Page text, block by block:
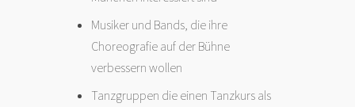
Musiker und Bands, die ihre
Choreografie auf der Bühne
verbessern wollen
Tanzgruppen die einen Tanzkurs als